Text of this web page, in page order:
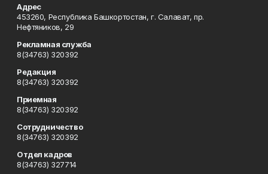
Адрес
453260, Республика Башкортостан, г. Салават, пр.
Нефтяников, 29
Рекламная служба
8(34763) 320392
Редакция
8(34763) 320392
Приемная
8(34763) 320392
Сотрудничество
8(34763) 320392
Отдел кадров
8(34763) 327714